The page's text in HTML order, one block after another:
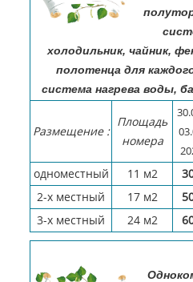
холодильник, чайник,
полотенца для
система нагрева воды,
Размещение :
Площадь
номера
одноместный 11 м2
2-х местный
17 м2
3-х местный
24 м2